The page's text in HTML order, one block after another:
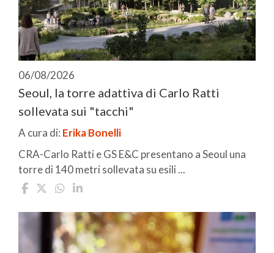
06/08/2026
Seoul, la torre adattiva di Carlo Ratti
sollevata sui "tacchi"
A cura di: Erika Bonelli
CRA-Carlo Ratti e GS E&C presentano a Seoul una
torre di 140 metri sollevata su esili ...